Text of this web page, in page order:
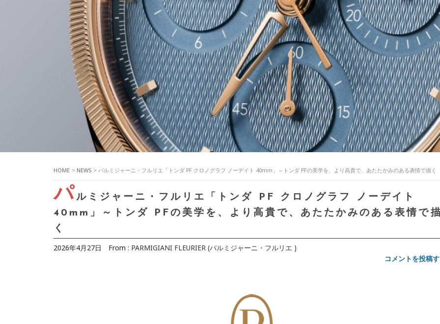
HOME > NEWS > パルミジャーニ・フルリエ「トンダ PF クロノグラフ ノーデイト 40mm」～トンダ PFの美学を、より高貴で、あたたかみのある表情で描く
パルミジャーニ・フルリエ「トンダ PF クロノグラフ ノーデイト
40mm」～トンダ PFの美学を、より高貴で、あたたかみのある表情で
く
2026年4月27日 From : PARMIGIANI FLEURIER (パルミジャーニ・フルリエ )
コメントを投稿